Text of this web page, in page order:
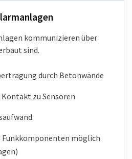
kommunizieren über
sind.
durch Betonwände
zu Sensoren
Funkkomponenten möglich